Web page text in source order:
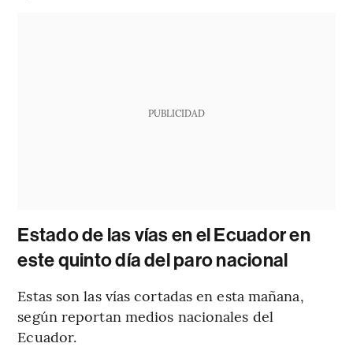
PUBLICIDAD
Estado de las vías en el Ecuador en
este quinto día del paro nacional
Estas son las vías cortadas en esta mañana,
según reportan medios nacionales del
Ecuador.